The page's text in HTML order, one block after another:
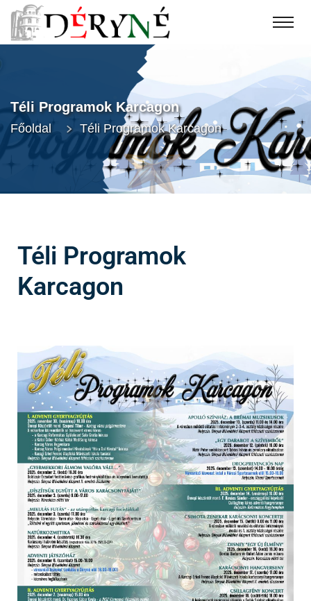
Téli Programok Karcagon
Főoldal Téli Programok Karcagon
Téli Programok
Karcagon